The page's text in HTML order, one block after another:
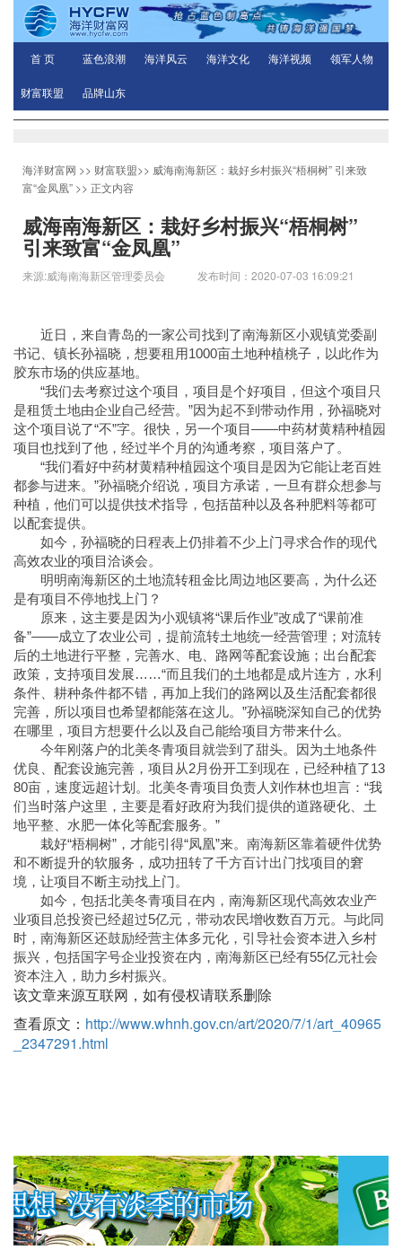
首 页 蓝色浪潮 海洋风云 海洋文化 海洋视频 领军人物
财富联盟 品牌山东
海洋财富网 >> 财富联盟>> 威海南海新区：栽好乡村振兴“梧桐树” 引来致
富“金凤凰” >> 正文内容
威海南海新区：栽好乡村振兴“梧桐树”
引来致富“金凤凰”
来源:威海南海新区管理委员会 发布时间：2020-07-03 16:09:21
近日，来自青岛的一家公司找到了南海新区小观镇党委副
书记、镇长孙福晓，想要租用1000亩土地种植桃子，以此作为
胶东市场的供应基地。
“我们去考察过这个项目，项目是个好项目，但这个项目只
是租赁土地由企业自己经营。”因为起不到带动作用，孙福晓对
这个项目说了“不”字。很快，另一个项目——中药材黄精种植园
项目也找到了他，经过半个月的沟通考察，项目落户了。
“我们看好中药材黄精种植园这个项目是因为它能让老百姓
都参与进来。”孙福晓介绍说，项目方承诺，一旦有群众想参与
种植，他们可以提供技术指导，包括苗种以及各种肥料等都可
以配套提供。
如今，孙福晓的日程表上仍排着不少上门寻求合作的现代
高效农业的项目洽谈会。
明明南海新区的土地流转租金比周边地区要高，为什么还
是有项目不停地找上门？
原来，这主要是因为小观镇将“课后作业”改成了“课前准
备”——成立了农业公司，提前流转土地统一经营管理；对流转
后的土地进行平整，完善水、电、路网等配套设施；出台配套
政策，支持项目发展……“而且我们的土地都是成片连方，水利
条件、耕种条件都不错，再加上我们的路网以及生活配套都很
完善，所以项目也希望都能落在这儿。”孙福晓深知自己的优势
在哪里，项目方想要什么以及自己能给项目方带来什么。
今年刚落户的北美冬青项目就尝到了甜头。因为土地条件
优良、配套设施完善，项目从2月份开工到现在，已经种植了13
80亩，速度远超计划。北美冬青项目负责人刘作林也坦言：“我
们当时落户这里，主要是看好政府为我们提供的道路硬化、土
地平整、水肥一体化等配套服务。”
栽好“梧桐树”，才能引得“凤凰”来。南海新区靠着硬件优势
和不断提升的软服务，成功扭转了千方百计出门找项目的窘
境，让项目不断主动找上门。
如今，包括北美冬青项目在内，南海新区现代高效农业产
业项目总投资已经超过5亿元，带动农民增收数百万元。与此同
时，南海新区还鼓励经营主体多元化，引导社会资本进入乡村
振兴，包括国字号企业投资在内，南海新区已经有55亿元社会
资本注入，助力乡村振兴。
该文章来源互联网，如有侵权请联系删除
查看原文： http://www.whnh.gov.cn/art/2020/7/1/art_40965
_2347291.html